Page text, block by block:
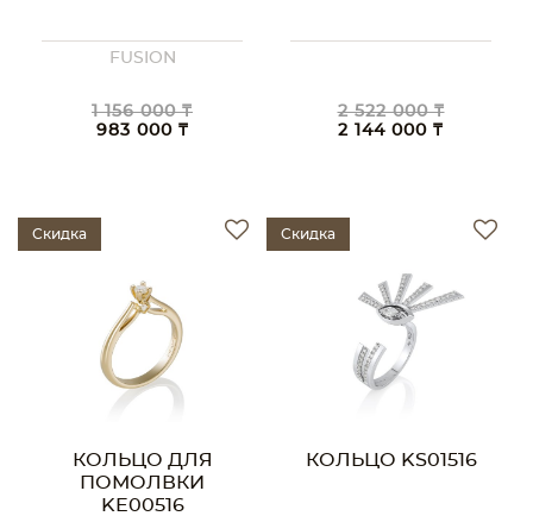
FUSION
1 156 000 ₸
983 000 ₸
2 522 000 ₸
2 144 000 ₸
Скидка
КОЛЬЦО ДЛЯ
ПОМОЛВКИ
KE00516
Скидка
КОЛЬЦО KS01516